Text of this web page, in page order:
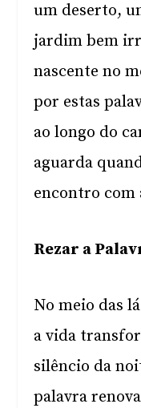
um deserto,
jardim bem
nascente no
por estas
ao longo do
aguarda
encontro com
Rezar a
No meio das
a vida
silêncio da
palavra